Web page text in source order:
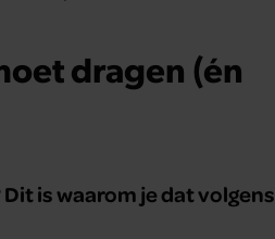
dragen (én
is waarom je dat volgens